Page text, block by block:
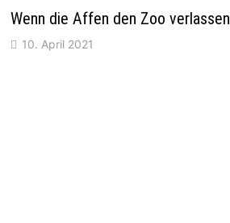
Wenn die Affen den Zoo verlassen
10. April 2021